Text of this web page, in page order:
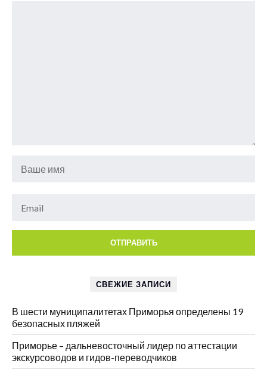
СВЕЖИЕ ЗАПИСИ
В шести муниципалитетах Приморья определены 19
безопасных пляжей
Приморье – дальневосточный лидер по аттестации
экскурсоводов и гидов-переводчиков